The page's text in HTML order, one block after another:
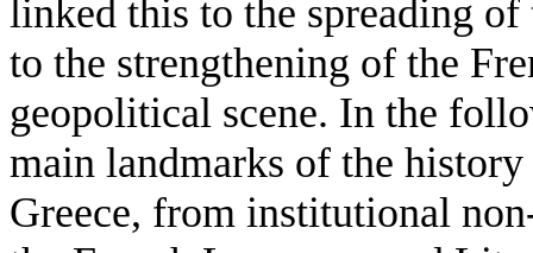
linked this to the spreading of
to the strengthening of the
geopolitical scene. In the
main landmarks of the history
Greece, from institutional